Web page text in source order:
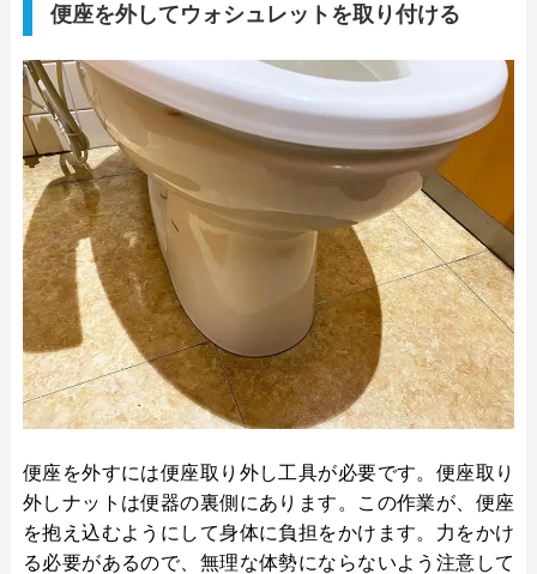
便座を外してウォシュレットを取り付ける
便座を外すには便座取り外し工具が必要です。便座取り
外しナットは便器の裏側にあります。この作業が、便座
を抱え込むようにして身体に負担をかけます。力をかけ
る必要があるので、無理な体勢にならないよう注意して